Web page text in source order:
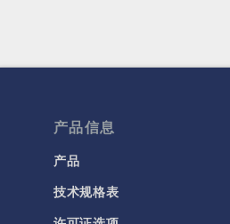
产品信息
产品
技术规格表